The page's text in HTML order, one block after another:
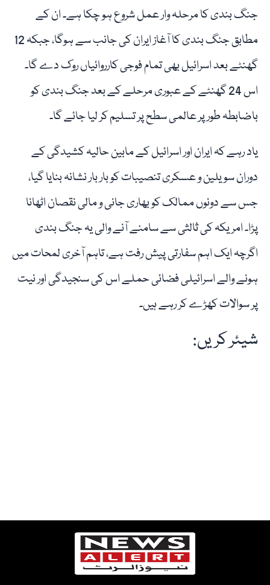
جنگ بندی کا مرحلہ وار عمل شروع ہو چکا ہے۔ ان کے
مطابق جنگ بندی کا آغاز ایران کی جانب سے ہوگا، جبکہ 12
گھنٹے بعد اسرائیل بھی تمام فوجی کارروائیاں روک دے گا۔
اس 24 گھنٹے کے عبوری مرحلے کے بعد جنگ بندی کو
باضابطہ طور پر عالمی سطح پر تسلیم کر لیا جائے گا۔
یاد رہے کہ ایران اور اسرائیل کے مابین حالیہ کشیدگی کے
دوران سویلین و عسکری تنصیبات کو بار بار نشانہ بنایا گیا،
جس سے دونوں ممالک کو بھاری جانی و مالی نقصان اٹھانا
پڑا۔ امریکہ کی ثالثی سے سامنے آنے والی یہ جنگ بندی
اگرچہ ایک اہم سفارتی پیش رفت ہے، تاہم آخری لمحات میں
ہونے والے اسرائیلی فضائی حملے اس کی سنجیدگی اور نیت
پر سوالات کھڑے کر رہے ہیں۔
شیئر کریں: